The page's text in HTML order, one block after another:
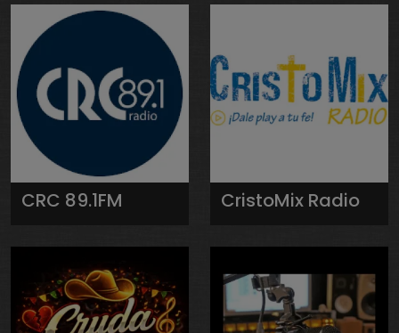
CRC 89.1FM CristoMix Radio